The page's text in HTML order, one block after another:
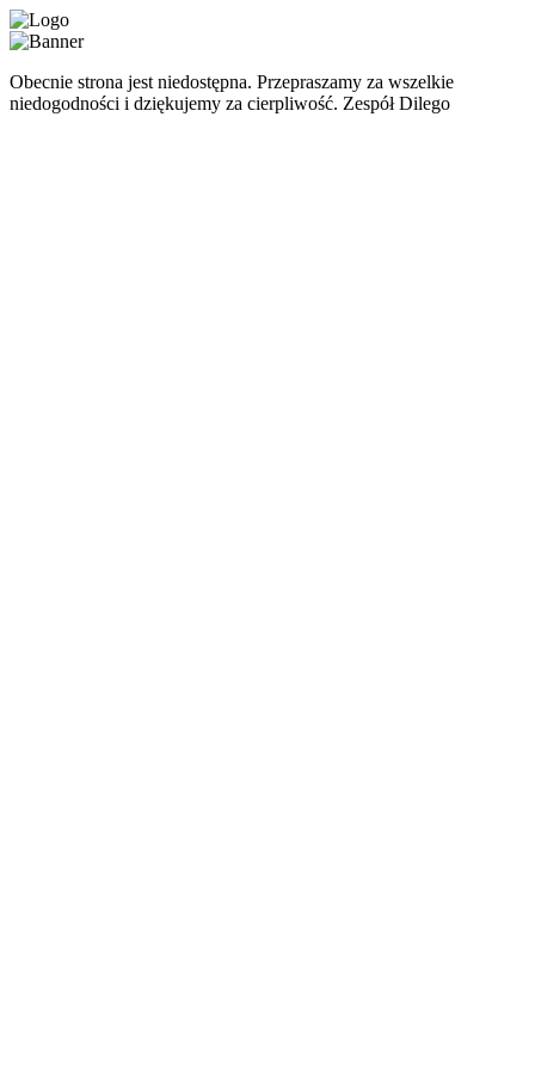
Obecnie strona jest niedostępna. Przepraszamy za wszelkie
niedogodności i dziękujemy za cierpliwość. Zespół Dilego